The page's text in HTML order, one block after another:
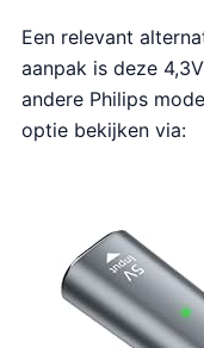
Een relevant
aanpak is deze
andere Philips
optie bekijken via: